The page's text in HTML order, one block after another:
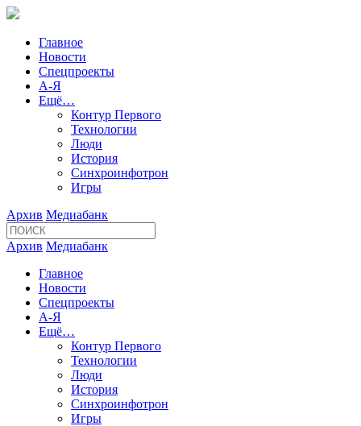
Главное
Новости
Спецпроекты
А-Я
Ещё…
Контур Первого
Технологии
Люди
История
Синхроинфотрон
Игры
Архив Медиабанк
Архив Медиабанк
Главное
Новости
Спецпроекты
А-Я
Ещё…
Контур Первого
Технологии
Люди
История
Синхроинфотрон
Игры